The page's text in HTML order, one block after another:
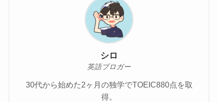
シロ
英語ブロガー
30代から始めた2ヶ月の独学でTOEIC880点を取
得。